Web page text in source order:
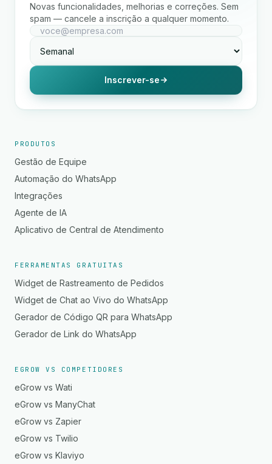
Novas funcionalidades, melhorias e correções. Sem
spam — cancele a inscrição a qualquer momento.
Inscrever-se
PRODUTOS
Gestão de Equipe
Automação do WhatsApp
Integrações
Agente de IA
Aplicativo de Central de Atendimento
FERRAMENTAS GRATUITAS
Widget de Rastreamento de Pedidos
Widget de Chat ao Vivo do WhatsApp
Gerador de Código QR para WhatsApp
Gerador de Link do WhatsApp
EGROW VS COMPETIDORES
eGrow vs Wati
eGrow vs ManyChat
eGrow vs Zapier
eGrow vs Twilio
eGrow vs Klaviyo